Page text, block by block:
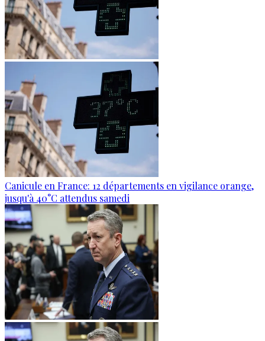
Canicule en France: 12 départements en vigilance orange,
jusqu'à 40°C attendus samedi